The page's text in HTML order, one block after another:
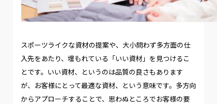
スポーツライクな資材の提案や、大小問わず多方面の仕
入先をあたり、埋もれている「いい資材」を見つけるこ
とです。いい資材、というのは品質の良さもあります
が、お客様にとって最適な資材、という意味です。多方向
からアプローチすることで、思わぬところでお客様の要